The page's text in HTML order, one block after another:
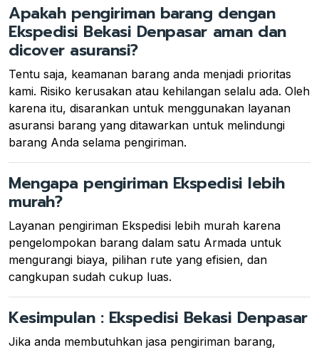
Apakah pengiriman barang dengan
Ekspedisi Bekasi Denpasar aman dan
dicover asuransi?
Tentu saja, keamanan barang anda menjadi prioritas
kami. Risiko kerusakan atau kehilangan selalu ada. Oleh
karena itu, disarankan untuk menggunakan layanan
asuransi barang yang ditawarkan untuk melindungi
barang Anda selama pengiriman.
Mengapa pengiriman Ekspedisi lebih
murah?
Layanan pengiriman Ekspedisi lebih murah karena
pengelompokan barang dalam satu Armada untuk
mengurangi biaya, pilihan rute yang efisien, dan
cangkupan sudah cukup luas.
Kesimpulan : Ekspedisi Bekasi Denpasar
Jika anda membutuhkan jasa pengiriman barang,